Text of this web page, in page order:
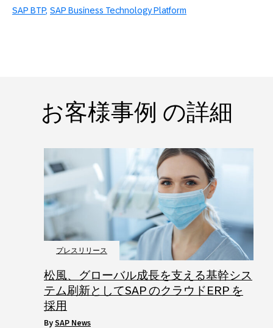
SAP BTP SAP Business Technology Platform
お客様事例 の詳細
プレスリリース
松風、グローバル成長を支える基幹シス
テム刷新としてSAP のクラウドERP を
採用
by SAP News